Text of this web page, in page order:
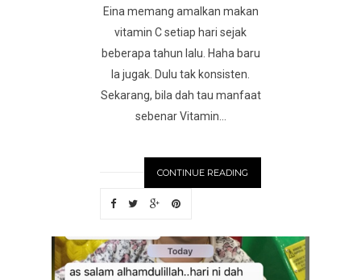
Eina memang amalkan makan
vitamin C setiap hari sejak
beberapa tahun lalu. Haha baru
la jugak. Dulu tak konsisten.
Sekarang, bila dah tau manfaat
sebenar Vitamin...
CONTINUE READING